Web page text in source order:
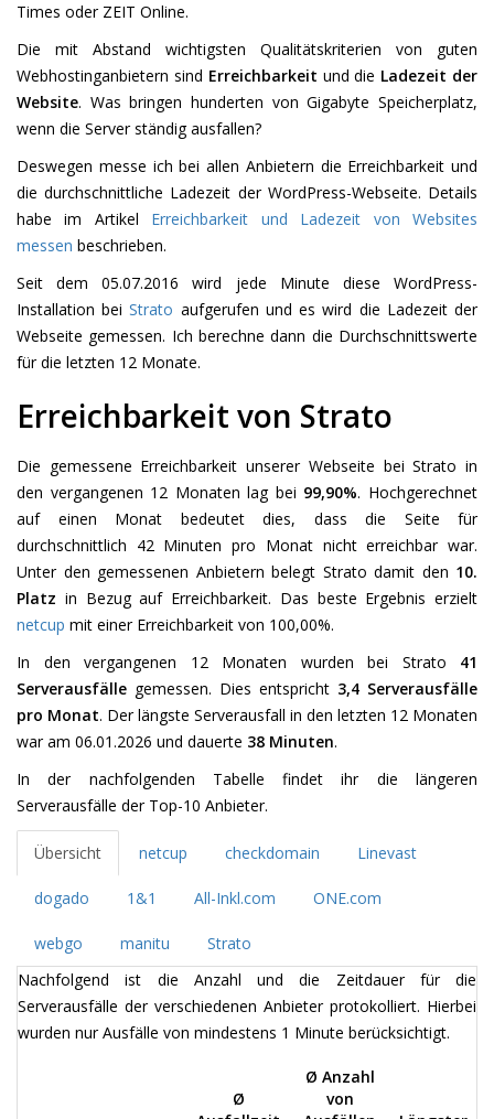
Times oder ZEIT Online.
Die mit Abstand wichtigsten Qualitätskriterien von guten
Webhostinganbietern sind Erreichbarkeit und die Ladezeit der
Website. Was bringen hunderten von Gigabyte Speicherplatz,
wenn die Server ständig ausfallen?
Deswegen messe ich bei allen Anbietern die Erreichbarkeit und
die durchschnittliche Ladezeit der WordPress-Webseite. Details
habe im Artikel Erreichbarkeit und Ladezeit von Websites
messen beschrieben.
Seit dem 05.07.2016 wird jede Minute diese WordPress-
Installation beiStrato aufgerufen und es wird die Ladezeit der
Webseite gemessen. Ich berechne dann die Durchschnittswerte
für die letzten 12 Monate.
Erreichbarkeit von Strato
Die gemessene Erreichbarkeit unserer Webseite bei Strato in
den vergangenen 12 Monaten lag bei 99,90%. Hochgerechnet
auf einen Monat bedeutet dies, dass die Seite für
durchschnittlich 42 Minuten pro Monat nicht erreichbar war.
Unter den gemessenen Anbietern belegt Strato damit den 10.
Platz in Bezug auf Erreichbarkeit. Das beste Ergebnis erzielt
netcup mit einer Erreichbarkeit von 100,00%.
In den vergangenen 12 Monaten wurden bei Strato 41
Serverausfälle gemessen. Dies entspricht 3,4 Serverausfälle
pro Monat. Der längste Serverausfall in den letzten 12 Monaten
war am 06.01.2026 und dauerte 38 Minuten.
In der nachfolgenden Tabelle findet ihr die längeren
Serverausfälle der Top-10 Anbieter.
Übersicht netcup checkdomain Linevast
dogado 1&1 All-Inkl.com ONE.com
webgo manitu
Strato
Nachfolgend ist die Anzahl und die Zeitdauer für die
Serverausfälle der verschiedenen Anbieter protokolliert. Hierbei
wurden nur Ausfälle von mindestens 1 Minute berücksichtigt.
Ø
Ø Anzahl
von